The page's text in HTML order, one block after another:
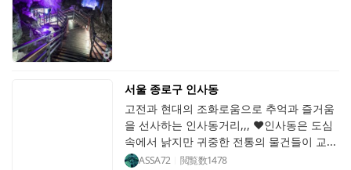
서울 종로구 인사동
고전과 현대의 조화로움으로 추억과 즐거움
을 선사하는 인사동거리,,, ♥인사동은 도심
속에서 낡지만 귀중한 전통의 물건들이 교...
ASSA72 閲覧数1478